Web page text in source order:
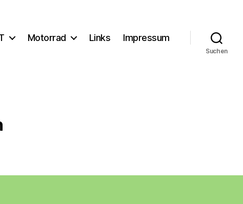
Motorrad Links Impressum
Suchen